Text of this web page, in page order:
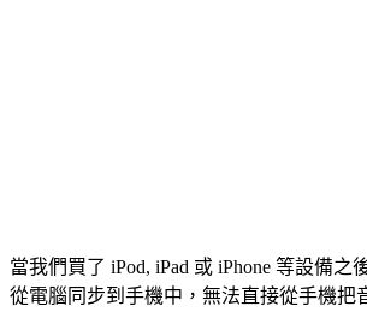
當我們買了 iPod, iPad 或 iPhone 等設備
從電腦同步到手機中，無法直接從手機把